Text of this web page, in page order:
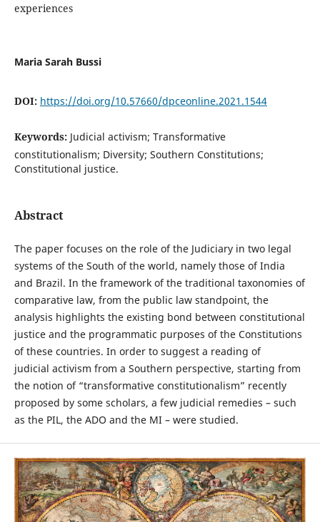
experiences
Maria Sarah Bussi
DOI: https://doi.org/10.57660/dpceonline.2021.1544
Keywords: Judicial activism; Transformative
constitutionalism; Diversity; Southern Constitutions;
Constitutional justice.
Abstract
The paper focuses on the role of the Judiciary in two legal
systems of the South of the world, namely those of India
and Brazil. In the framework of the traditional taxonomies of
comparative law, from the public law standpoint, the
analysis highlights the existing bond between constitutional
justice and the programmatic purposes of the Constitutions
of these countries. In order to suggest a reading of
judicial activism from a Southern perspective, starting from
the notion of “transformative constitutionalism” recently
proposed by some scholars, a few judicial remedies – such
as the PIL, the ADO and the MI – were studied.